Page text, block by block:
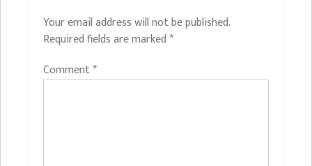
Your email address will not be published.
Required fields are marked *
Comment*